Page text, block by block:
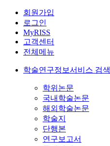
회원가입
로그인
MyRISS
고객센터
전체메뉴
학술연구정보서비스 검색
학위논문
국내학술논문
해외학술논문
학술지
단행본
연구보고서